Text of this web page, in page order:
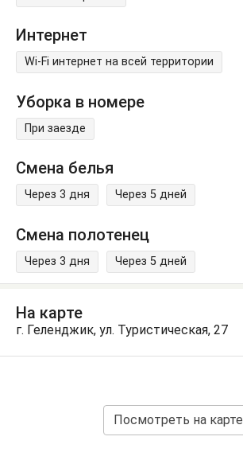
Интернет
Wi-Fi интернет на всей территории
Уборка в номере
При заезде
Смена белья
Через 3 дня Через 5 дней
Смена полотенец
Через 3 дня Через 5 дней
На карте
г. Геленджик, ул. Туристическая, 27
Посмотреть на карте